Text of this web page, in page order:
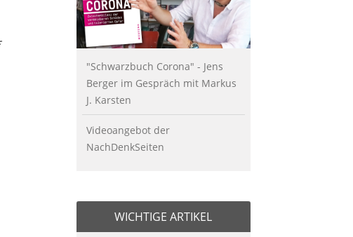
"Schwarzbuch Corona" - Jens
Berger im Gespräch mit Markus
J. Karsten
Videoangebot der
NachDenkSeiten
WICHTIGE ARTIKEL